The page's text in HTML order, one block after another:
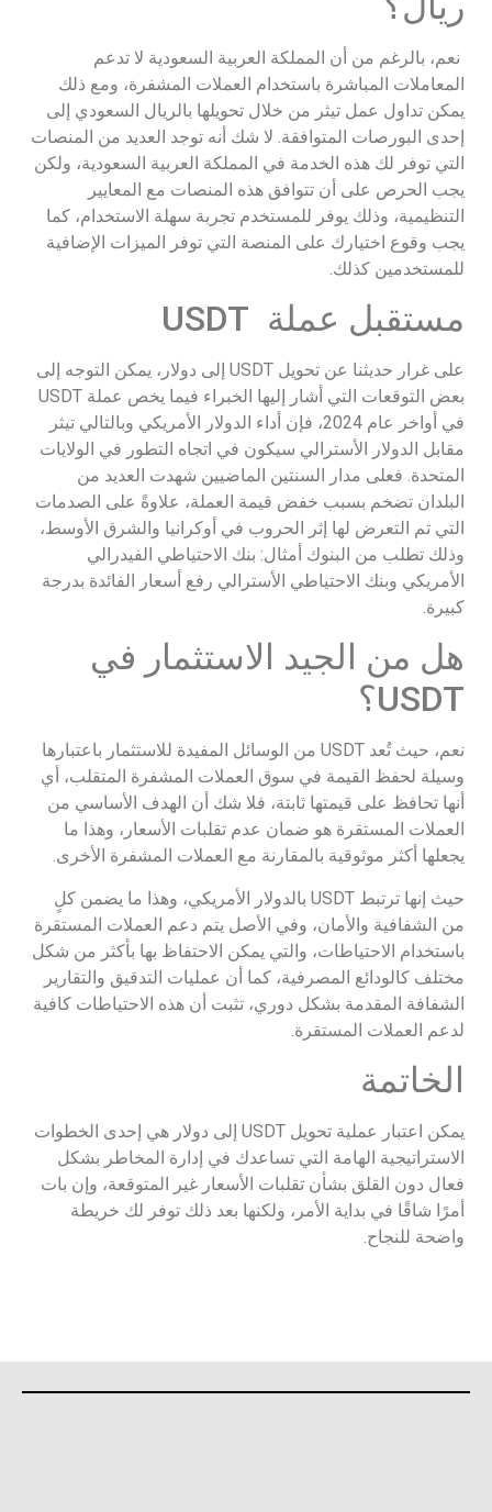
نعم، بالرغم من أن المملكة العربية السعودية لا تدعم
المعاملات المباشرة باستخدام العملات المشفرة، ومع ذلك
يمكن تداول عمل تيثر من خلال تحويلها بالريال السعودي إلى
إحدى البورصات المتوافقة. لا شك أنه توجد العديد من المنصات
التي توفر لك هذه الخدمة في المملكة العربية السعودية، ولكن
يجب الحرص على أن تتوافق هذه المنصات مع المعايير
التنظيمية، وذلك يوفر للمستخدم تجربة سهلة الاستخدام، كما
يجب وقوع اختيارك على المنصة التي توفر الميزات الإضافية
للمستخدمين كذلك.
مستقبل عملة USDT
على غرار حديثنا عن تحويل USDT إلى دولار، يمكن التوجه إلى
بعض التوقعات التي أشار إليها الخبراء فيما يخص عملة USDT
في أواخر عام 2024، فإن أداء الدولار الأمريكي وبالتالي تيثر
مقابل الدولار الأسترالي سيكون في اتجاه التطور في الولايات
المتحدة. فعلى مدار السنتين الماضيين شهدت العديد من
البلدان تضخم بسبب خفض قيمة العملة، علاوةً على الصدمات
التي تم التعرض لها إثر الحروب في أوكرانيا والشرق الأوسط،
وذلك تطلب من البنوك أمثال: بنك الاحتياطي الفيدرالي
الأمريكي وبنك الاحتياطي الأسترالي رفع أسعار الفائدة بدرجة
كبيرة.
هل من الجيد الاستثمار في
USDT؟
نعم، حيث تُعد USDT من الوسائل المفيدة للاستثمار باعتبارها
وسيلة لحفظ القيمة في سوق العملات المشفرة المتقلب، أي
أنها تحافظ على قيمتها ثابتة، فلا شك أن الهدف الأساسي من
العملات المستقرة هو ضمان عدم تقلبات الأسعار، وهذا ما
يجعلها أكثر موثوقية بالمقارنة مع العملات المشفرة الأخرى.
حيث إنها ترتبط USDT بالدولار الأمريكي، وهذا ما يضمن كلٍ
من الشفافية والأمان، وفي الأصل يتم دعم العملات المستقرة
باستخدام الاحتياطات، والتي يمكن الاحتفاظ بها بأكثر من شكل
مختلف كالودائع المصرفية، كما أن عمليات التدقيق والتقارير
الشفافة المقدمة بشكل دوري، تثبت أن هذه الاحتياطات كافية
لدعم العملات المستقرة.
الخاتمة
يمكن اعتبار عملية تحويل USDT إلى دولار هي إحدى الخطوات
الاستراتيجية الهامة التي تساعدك في إدارة المخاطر بشكل
فعال دون القلق بشأن تقلبات الأسعار غير المتوقعة، وإن بات
أمرًا شاقًا في بداية الأمر، ولكنها بعد ذلك توفر لك خريطة
واضحة للنجاح.